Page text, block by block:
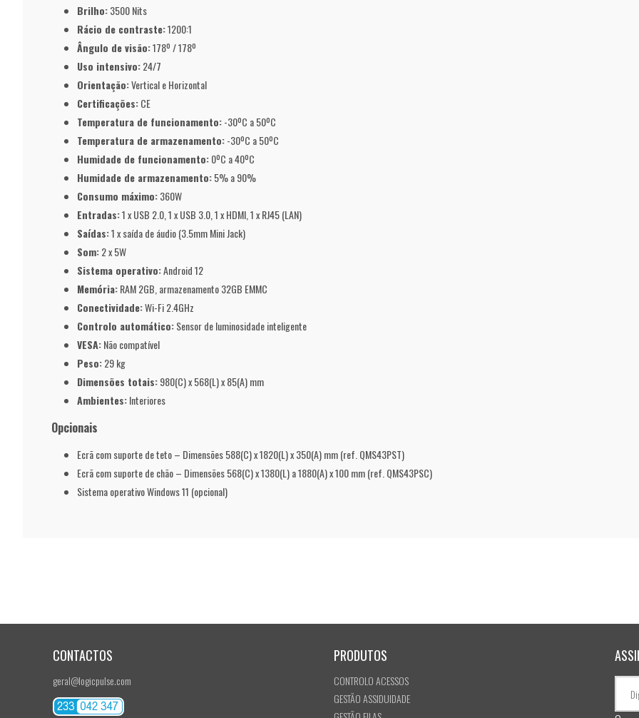
Brilho:3500 Nits
Rácio de contraste:1200:1
Ângulo de visão:178º / 178º
Uso intensivo:24/7
Orientação:Vertical e Horizontal
Certificações:CE
Temperatura de funcionamento:-30ºC a 50ºC
Temperatura de armazenamento:-30ºC a 50ºC
Humidade de funcionamento:0ºC a 40ºC
Humidade de armazenamento:5% a 90%
Consumo máximo:360W
Entradas:1 x USB 2.0, 1 x USB 3.0, 1 x HDMI, 1 x RJ45 (LAN)
Saídas:1 x saída de áudio (3.5mm Mini Jack)
Som:2 x 5W
Sistema operativo:Android 12
Memória:RAM 2GB, armazenamento 32GB EMMC
Conectividade:Wi-Fi 2.4GHz
Controlo automático:Sensor de luminosidade inteligente
VESA:Não compatível
Peso:29 kg
Dimensões totais:980(C) x 568(L) x 85(A) mm
Ambientes:Interiores
Opcionais
Ecrã com suporte de teto – Dimensões 588(C) x 1820(L) x 350(A) mm (ref. QMS43PST)
Ecrã com suporte de chão – Dimensões 568(C) x 1380(L) a 1880(A) x 100 mm (ref. QMS43PSC)
Sistema operativo Windows 11 (opcional)
CONTACTOS
geral@logicpulse.com
PRODUTOS
CONTROLO ACESSOS
GESTÃO ASSIDUIDADE